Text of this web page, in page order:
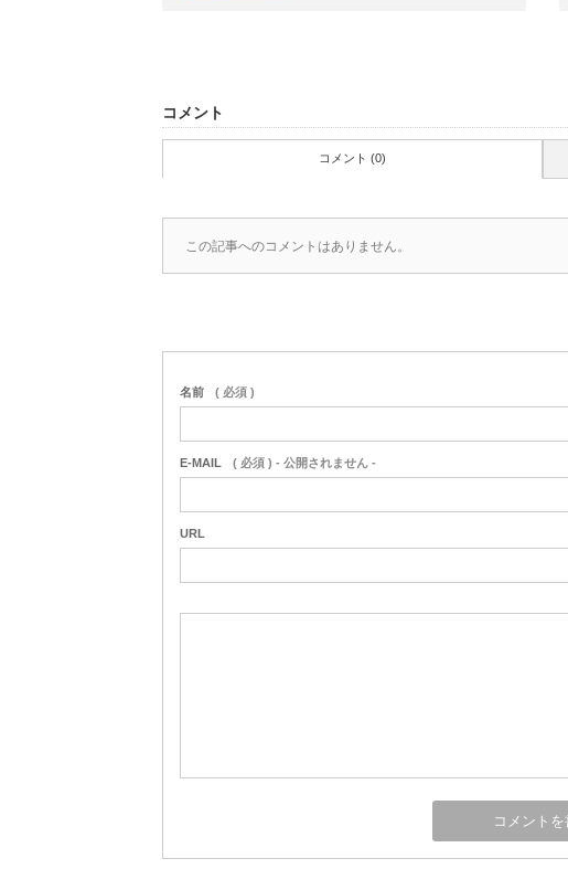
コメント
コメント (0)
この記事へのコメントはありません。
名前 ( 必須 )
E-MAIL ( 必須 ) - 公開されません -
URL